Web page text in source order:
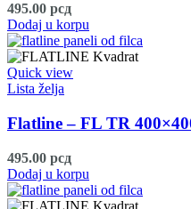
495.00 рсд
Dodaj u korpu
Quick view
Lista želja
Flatline – FL TR
495.00 рсд
Dodaj u korpu